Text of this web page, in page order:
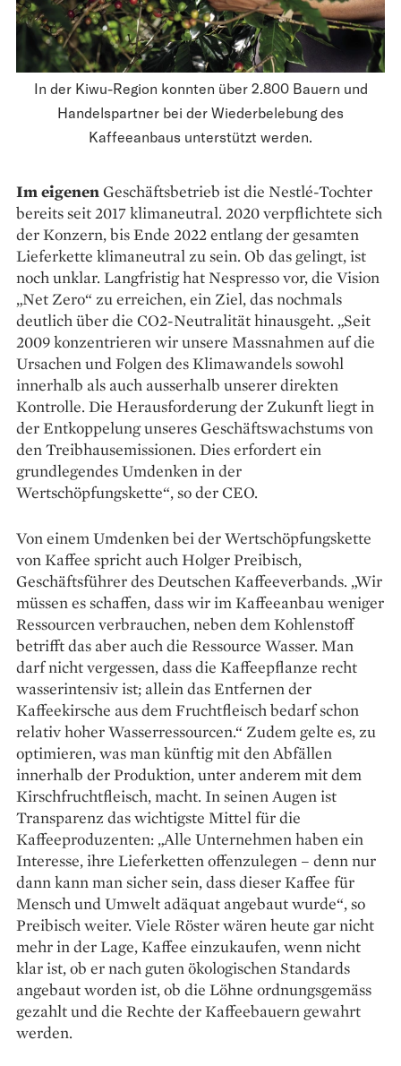
In der Kiwu-Region konnten über 2.800 Bauern und
Handelspartner bei der Wiederbelebung des
Kaffeeanbaus unterstützt werden.
Im eigenenGeschäftsbetrieb ist die Nestlé-Tochter
bereits seit 2017 klimaneutral. 2020 verpflichtete sich
der Konzern, bis Ende 2022 entlang der gesamten
Lieferkette klimaneutral zu sein. Ob das gelingt, ist
noch unklar. Langfristig hat Nespresso vor, die Vision
„Net Zero“ zu erreichen, ein Ziel, das nochmals
deutlich über die CO2-Neutralität hinausgeht. „Seit
2009 konzentrieren wir unsere Massnahmen auf die
Ursachen und Folgen des Klima­wandels sowohl
innerhalb als auch ausserhalb unserer direkten
Kontrolle. Die Herausforderung der Zukunft liegt in
der Entkoppelung unseres Geschäftswachstums von
den Treibhausemissionen. Dies erfordert ein
grundlegendes Umdenken in der
Wertschöpfungskette“, so der CEO.
Von einem Umdenken bei der Wertschöpfungskette
von Kaffee spricht auch Holger Preibisch,
Geschäftsführer des Deutschen Kaffeeverbands. „Wir
müssen es schaffen, dass wir im Kaffeeanbau weniger
Ressourcen verbrauchen, neben dem Kohlenstoff
betrifft das aber auch die Ressource Wasser. Man
darf nicht vergessen, dass die Kaffeepflanze recht
wasserintensiv ist; allein das Entfernen der
Kaffeekirsche aus dem Fruchtfleisch bedarf schon
relativ hoher Wasserressourcen.“ Zudem gelte es, zu
optimieren, was man künftig mit den Abfällen
innerhalb der Produktion, unter anderem mit dem
Kirschfruchtfleisch, macht. In seinen Augen ist
Transparenz das wichtigste Mittel für die
Kaffeeproduzenten: „Alle Unternehmen haben ein
Interesse, ihre Lieferketten offenzulegen – denn nur
dann kann man sicher sein, dass dieser Kaffee für
Mensch und Umwelt adäquat angebaut wurde“, so
Preibisch weiter. Viele Röster wären heute gar nicht
mehr in der Lage, Kaffee einzukaufen, wenn nicht
klar ist, ob er nach guten ökologischen Standards
angebaut worden ist, ob die Löhne ordnungsgemäss
gezahlt und die Rechte der Kaffeebauern gewahrt
werden.